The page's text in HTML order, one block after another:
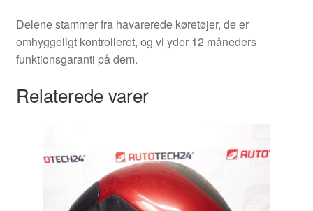
Delene stammer fra havarerede køretøjer, de er
omhyggeligt kontrolleret, og vi yder 12 måneders
funktionsgaranti på dem.
Relaterede varer